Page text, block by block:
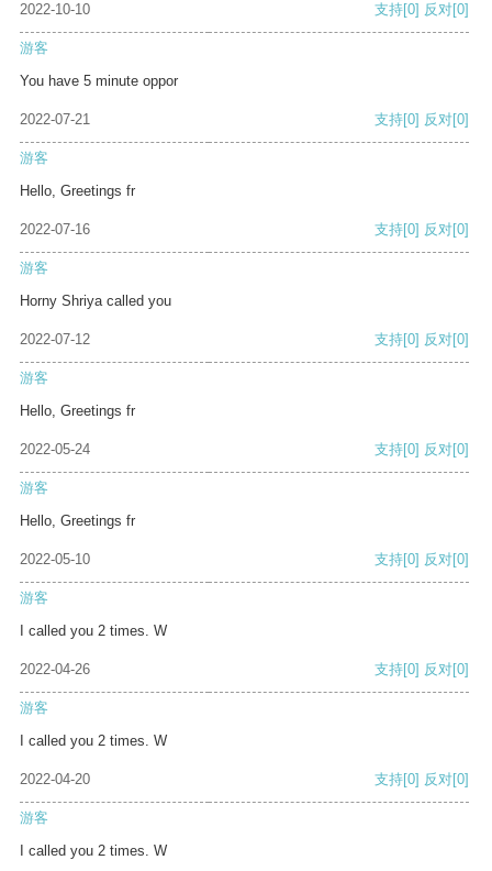
2022-10-10 支持[0] 反对[0]
游客
You have 5 minute oppor
2022-07-21 支持[0] 反对[0]
游客
Hello, Greetings fr
2022-07-16 支持[0] 反对[0]
游客
Horny Shriya called you
2022-07-12 支持[0] 反对[0]
游客
Hello, Greetings fr
2022-05-24 支持[0] 反对[0]
游客
Hello, Greetings fr
2022-05-10 支持[0] 反对[0]
游客
I called you 2 times. W
2022-04-26 支持[0] 反对[0]
游客
I called you 2 times. W
2022-04-20 支持[0] 反对[0]
游客
I called you 2 times. W